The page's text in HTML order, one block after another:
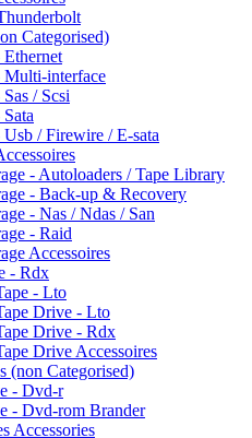
Categorised)
interface
/ Scsi
/ Firewire / E-sata
- Autoloaders / Tape Library
- Back-up & Recovery
- Nas / Ndas / San
- Raid
Accessoires
- Rdx
- Lto
Drive - Lto
Drive - Rdx
Drive Accessoires
(non Categorised)
- Dvd-r
- Dvd-rom Brander
Accessories